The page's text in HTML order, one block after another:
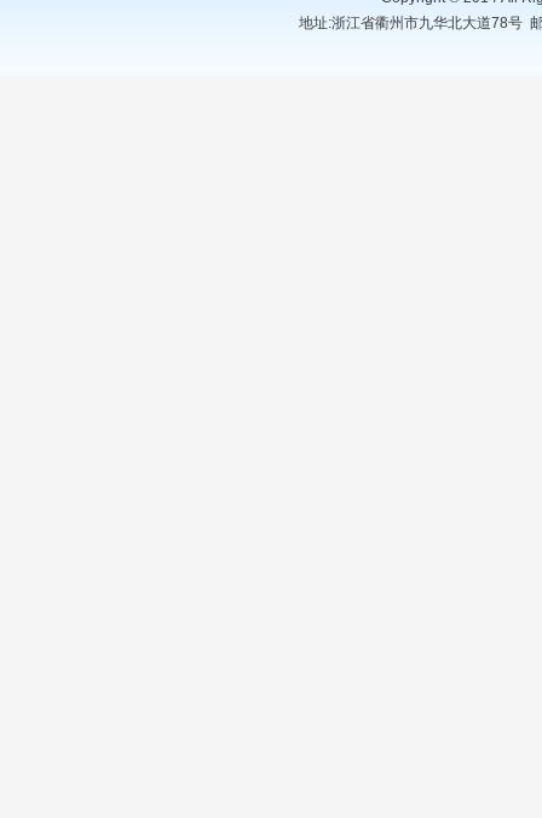
地址:浙江省衢州市九华北大道78号